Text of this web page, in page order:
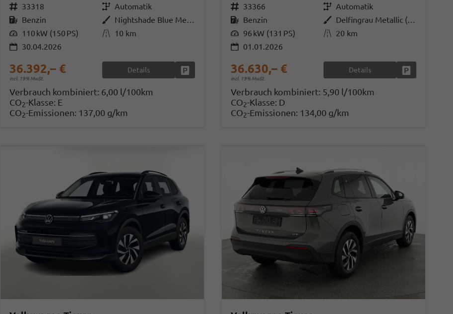
Fahrzeugnr. 33318 GetriebeAutomatik
Kraftstoff Benzin Außenfarbe
Nightshade Blue Metallic
Leistung 110 kW (150 PS) Kilometerstand 10 km
30.04.2026
36.392,– €
incl. 19% MwSt.
Details Fahrzeug parken
Verbrauch kombiniert: 6,00 l/100km
CO2-Klasse: E
CO2-Emissionen: 137,00 g/km
Fahrzeugnr. 33366 GetriebeAutomatik
Kraftstoff Benzin Außenfarbe
Delfingrau Metallic (B0)
Leistung 96 kW (131 PS) Kilometerstand 20 km
01.01.2026
36.630,– €
incl. 19% MwSt.
Details
Verbrauch kombiniert: 5,90 l/100km
CO2-Klasse: D
CO2-Emissionen: 134,00 g/km